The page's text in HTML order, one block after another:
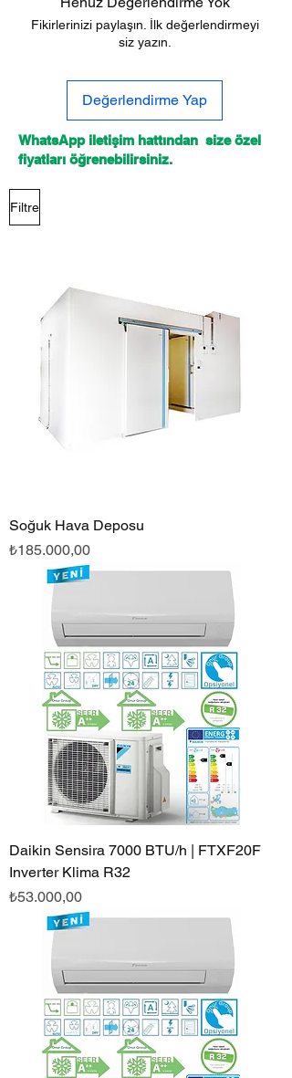
Fikirlerinizi paylaşın. İlk değerlendirmeyi
siz yazın.
Değerlendirme Yap
WhatsApp iletişim hattından size özel
fiyatları öğrenebilirsiniz.
Filtre
Soğuk Hava Deposu
Fiyat
₺185.000,00
Daikin Sensira 7000 BTU/h | FTXF20F
Inverter Klima R32
Fiyat
₺53.000,00